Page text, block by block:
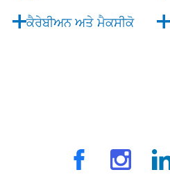
ਕੈਰੇਬੀਅਨ ਅਤੇ ਮੈਕਸੀਕੋ